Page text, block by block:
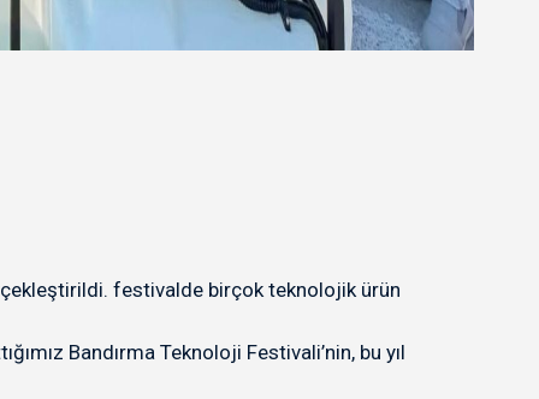
festivalde birçok teknolojik ürün
Bandırma Teknoloji Festivali’nin, bu yıl